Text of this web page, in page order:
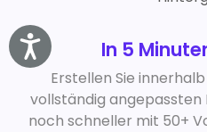
Accessibility
In 5
Erstellen Sie
vollständig
noch schneller mit 50+